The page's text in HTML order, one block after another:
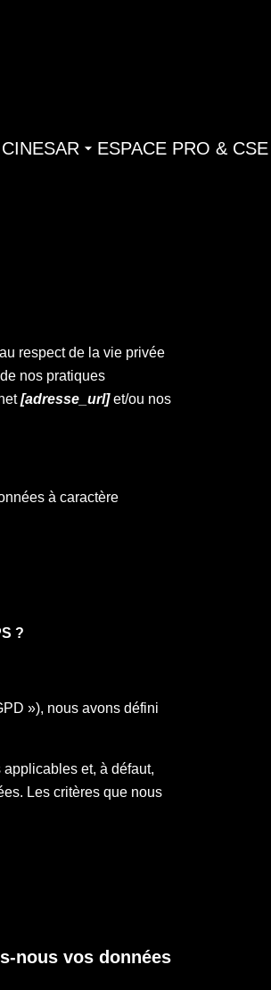
ESPACE PRO & CSE
respect de la vie privée
nos pratiques
[adresse_url]et/ou nos
à caractère
?
»), nous avons défini
et, à défaut,
Les critères que nous
nous vos données